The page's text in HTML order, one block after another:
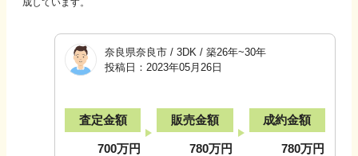
奈良県奈良市 / 3DK / 築26年~30年
投稿日： 2023年05月26日
査定金額
700万円
販売金額
780万円
成約金額
780万円